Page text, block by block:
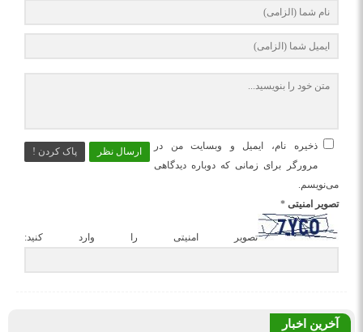
ارسال نظر پاک کردن !
ذخیره نام، ایمیل و وبسایت من در
مرورگر برای زمانی که دوباره دیدگاهی
می‌نویسم.
تصویر امنیتی *
تصویر امنیتی را وارد کنید:
آخرین اخبار